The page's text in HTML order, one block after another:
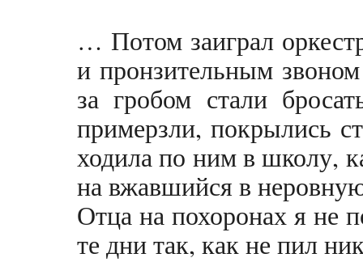
… Потом заиграл
и пронзительным
за гробом стали
примерзли, покрылись
ходила по ним в школу,
на вжавшийся в
Отца на похоронах я не
те дни так, как не пил